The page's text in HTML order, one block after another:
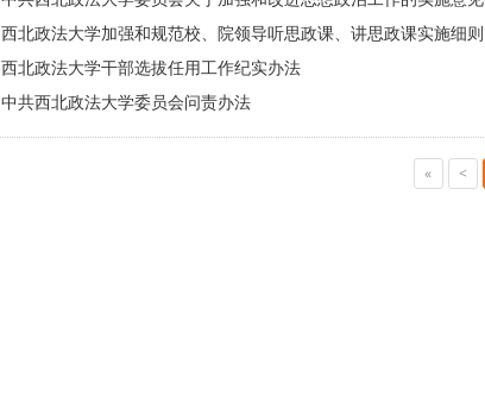
西北政法大学加强和规范校、院领导听思政课、讲思政课实施细则
西北政法大学干部选拔任用工作纪实办法
中共西北政法大学委员会问责办法
« <